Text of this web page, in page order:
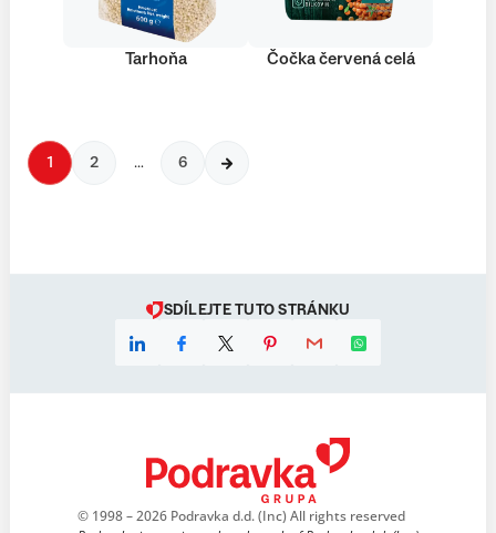
Tarhoňa Čočka červená celá
1 2 … 6
SDÍLEJTE TUTO STRÁNKU
© 1998 – 2026 Podravka d.d. (Inc) All rights reserved